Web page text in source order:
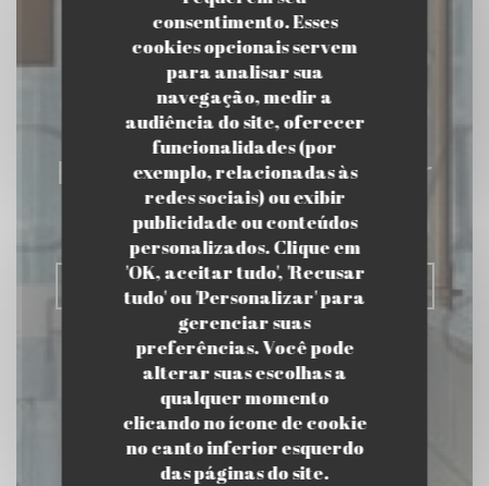
consentimento. Esses
cookies opcionais servem
para analisar sua
navegação, medir a
audiência do site, oferecer
funcionalidades (por
exemplo, relacionadas às
redes sociais) ou exibir
publicidade ou conteúdos
personalizados. Clique em
'OK, aceitar tudo', 'Recusar
tudo' ou 'Personalizar' para
gerenciar suas
preferências. Você pode
alterar suas escolhas a
qualquer momento
clicando no ícone de cookie
no canto inferior esquerdo
das páginas do site.
Eclipse - The Table Bar
|COURBEVOIE
RESERVAR UMA MESA